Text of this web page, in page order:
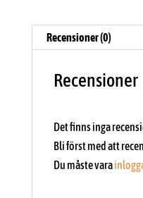
Recensioner (0)
Recensioner
Det finns inga
Bli först med att
Du måste vara